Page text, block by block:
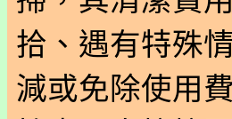
拾、遇有特殊
減或免除使用